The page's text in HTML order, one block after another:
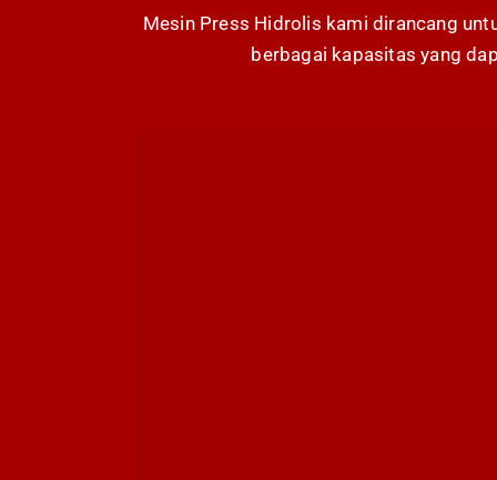
Mesin Press Hidrolis kami dirancang
berbagai kapasitas yang